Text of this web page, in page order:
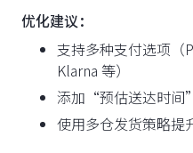
优化建议：
支持多种支付选项（
Klarna 等）
添加“预估送达时
使用多仓发货策略提